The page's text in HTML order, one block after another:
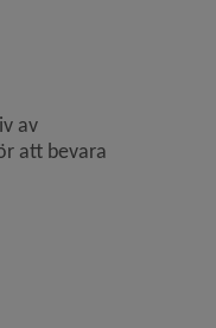
av
att bevara